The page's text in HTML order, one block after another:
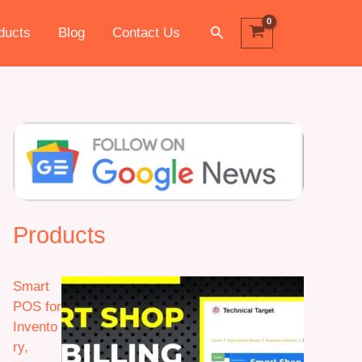
Blog Contact Us Search
Products
Smart
POS for
Invento
ry,